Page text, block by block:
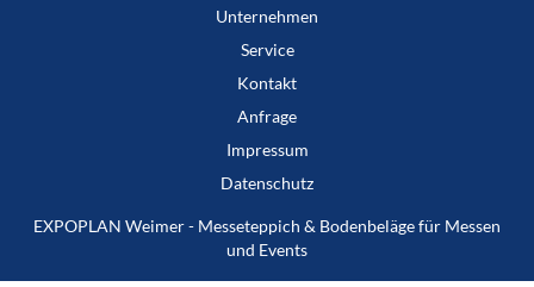
Unternehmen
Service
Kontakt
Anfrage
Impressum
Datenschutz
EXPOPLAN Weimer - Messeteppich & Bodenbeläge für Messen
und Events